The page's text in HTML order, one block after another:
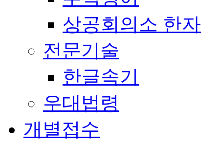
상공회의소 한자
전문기술
한글속기
우대법령
개별접수